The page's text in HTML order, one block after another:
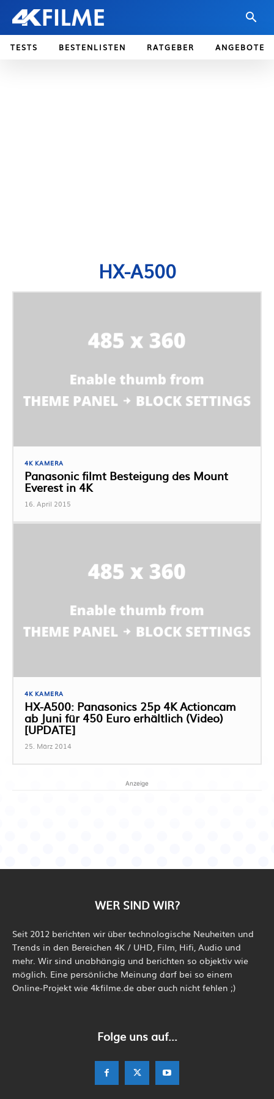
TESTS BESTENLISTEN RATGEBER ANGEBOTE
HX-A500
4K KAMERA
Panasonic filmt Besteigung des Mount
Everest in 4K
16. April 2015
4K KAMERA
HX-A500: Panasonics 25p 4K Actioncam
ab Juni für 450 Euro erhältlich (Video)
[UPDATE]
25. März 2014
Anzeige
WER SIND WIR?
Seit 2012 berichten wir über technologische Neuheiten und
Trends in den Bereichen 4K / UHD, Film, Hifi, Audio und
mehr. Wir sind unabhängig und berichten so objektiv wie
möglich. Eine persönliche Meinung darf bei so einem
Online-Projekt wie 4kfilme.de aber auch nicht fehlen ;)
Folge uns auf...